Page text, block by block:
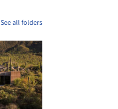
See all folders